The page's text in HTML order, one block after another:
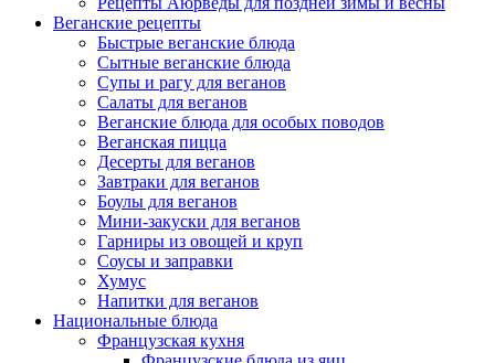
Веганские рецепты
Быстрые веганские блюда
Сытные веганские блюда
Супы и рагу для веганов
Салаты для веганов
Веганские блюда для особых поводов
Веганская пицца
Десерты для веганов
Завтраки для веганов
Боулы для веганов
Мини-закуски для веганов
Гарниры из овощей и круп
Соусы и заправки
Хумус
Напитки для веганов
Национальные блюда
Французская кухня